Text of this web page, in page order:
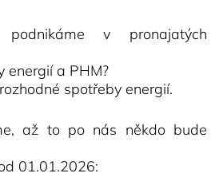
v pronajatých
energií a PHM?
spotřeby energií.
až to po nás někdo bude
01.01.2026: